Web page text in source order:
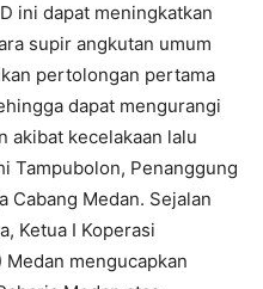
ini dapat meningkatkan
supir angkutan umum
pertolongan pertama
dapat mengurangi
akibat kecelakaan lalu
Tampubolon, Penanggung
Cabang Medan. Sejalan
Ketua I Koperasi
Medan mengucapkan